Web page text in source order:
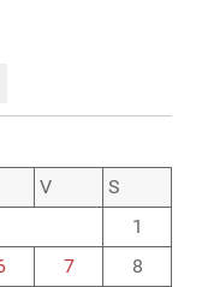
V
S
1
7
8